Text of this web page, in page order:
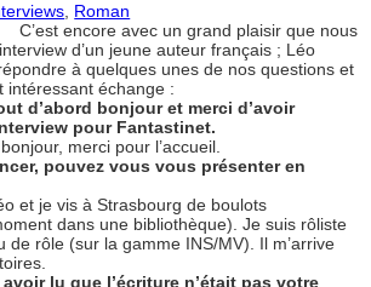
, Roman
C’est encore avec un grand plaisir que nous
d’un jeune auteur français ; Léo
à quelques unes de nos questions et
intéressant échange :
d’abord bonjour et merci d’avoir
pour Fantastinet.
merci pour l’accueil.
pouvez vous vous présenter en
et je vis à Strasbourg de boulots
dans une bibliothèque). Je suis rôliste
de rôle (sur la gamme INS/MV). Il m’arrive
lu que l’écriture n’était pas votre